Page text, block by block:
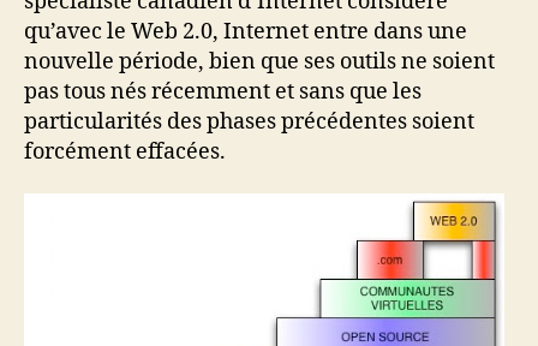
qu’avec le Web 2.0, Internet entre dans une
nouvelle période, bien que ses outils ne soient
pas tous nés récemment et sans que les
particularités des phases précédentes soient
forcément effacées.